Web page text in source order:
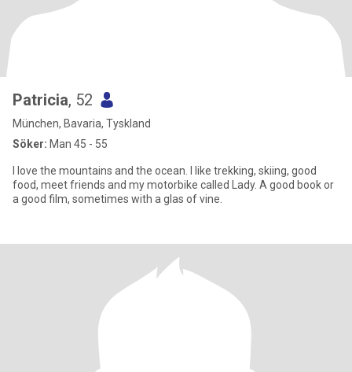
Patricia, 52
München, Bavaria, Tyskland
Söker: Man 45 - 55
I love the mountains and the ocean. I like trekking, skiing, good
food, meet friends and my motorbike called Lady. A good book or
a good film, sometimes with a glas of vine.